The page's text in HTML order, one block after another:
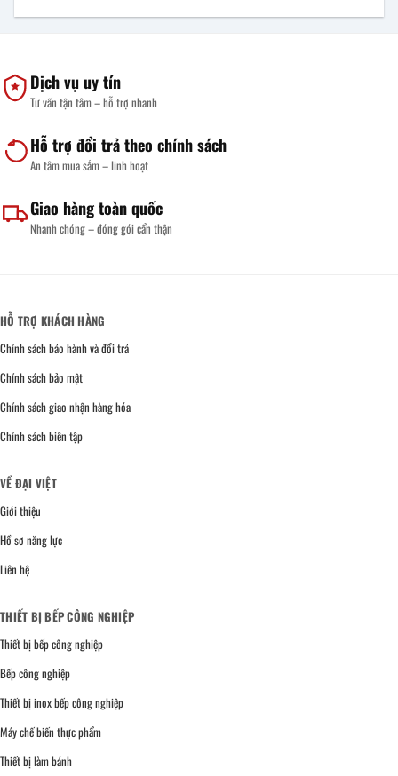
Dịch vụ uy tín
Tư vấn tận tâm – hỗ trợ nhanh
Hỗ trợ đổi trả theo chính sách
An tâm mua sắm – linh hoạt
Giao hàng toàn quốc
Nhanh chóng – đóng gói cẩn thận
HỖ TRỢ KHÁCH HÀNG
Chính sách bảo hành và đổi trả
Chính sách bảo mật
Chính sách giao nhận hàng hóa
Chính sách biên tập
VỀ ĐẠI VIỆT
Giới thiệu
Hồ sơ năng lực
Liên hệ
THIẾT BỊ BẾP CÔNG NGHIỆP
Thiết bị bếp công nghiệp
Bếp công nghiệp
Thiết bị inox bếp công nghiệp
Máy chế biến thực phẩm
Thiết bị làm bánh